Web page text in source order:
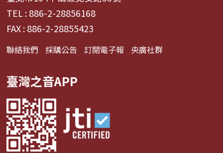
TEL : 886-2-28856168
FAX : 886-2-28855423
聯絡我們 採購公告 訂閱電子報 央廣社群
臺灣之音APP